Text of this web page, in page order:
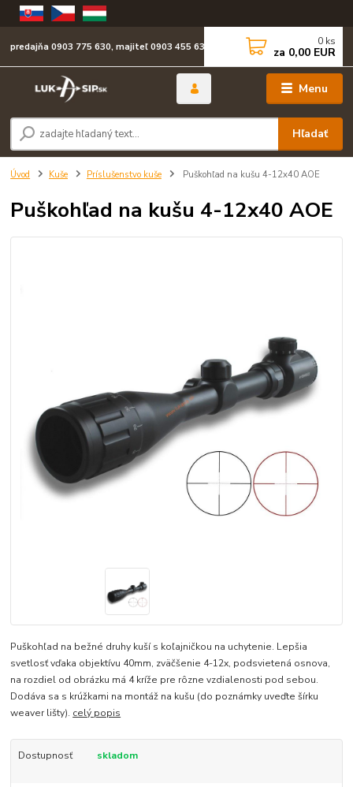
Menu
Hľadať
predajňa 0903 775 630, majiteľ 0903 455 630 0 ks
za 0,00 EUR
Úvod Kuše Príslušenstvo kuše Puškohľad na kušu 4-12x40 AOE
Puškohľad na kušu 4-12x40 AOE
Puškohľad na bežné druhy kuší s koľajničkou na uchytenie. Lepšia
svetlosť vďaka objektívu 40mm, zväčšenie 4-12x, podsvietená osnova,
na rozdiel od obrázku má 4 kríže pre rôzne vzdialenosti pod sebou.
Dodáva sa s krúžkami na montáž na kušu (do poznámky uveďte šírku
weaver lišty). celý popis
Dostupnosť skladom